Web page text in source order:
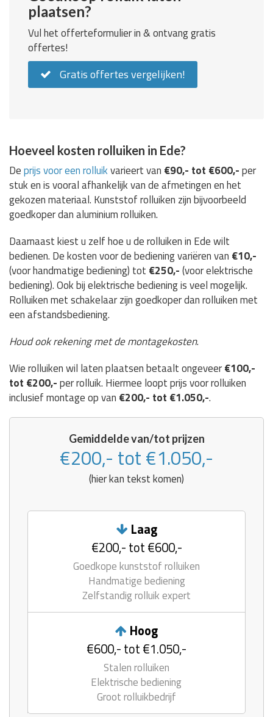
plaatsen?
Vul het offerteformulier in & ontvang gratis
offertes!
Gratis offertes vergelijken!
Hoeveel kosten rolluiken in Ede?
Deprijs voor een rolluikvarieert van €90,- tot €600,-per
stuk en is vooral afhankelijk van de afmetingen en het
gekozen materiaal. Kunststof rolluiken zijn bijvoorbeeld
goedkoper dan aluminium rolluiken.
Daarnaast kiest u zelf hoe u de rolluiken in Ede wilt
bedienen. De kosten voor de bediening variëren van €10,-
(voor handmatige bediening) tot €250,-(voor elektrische
bediening). Ook bij elektrische bediening is veel mogelijk.
Rolluiken met schakelaar zijn goedkoper dan rolluiken met
een afstandsbediening.
Houd ook rekening met de montagekosten.
Wie rolluiken wil laten plaatsen betaalt ongeveer€100,-
tot €200,-per rolluik. Hiermee loopt prijs voor rolluiken
inclusief montage op van €200,- tot €1.050,-.
Gemiddelde van/tot prijzen
€200,- tot €1.050,-
(hier kan tekst komen)
Laag
€200,- tot €600,-
Goedkope kunststof rolluiken
Handmatige bediening
Zelfstandig rolluik expert
Hoog
€600,- tot €1.050,-
Stalen rolluiken
Elektrische bediening
Groot rolluikbedrijf